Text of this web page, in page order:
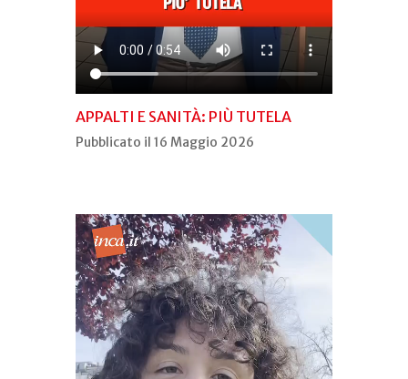
APPALTI E SANITÀ: PIÙ TUTELA
Pubblicato il 16 Maggio 2026